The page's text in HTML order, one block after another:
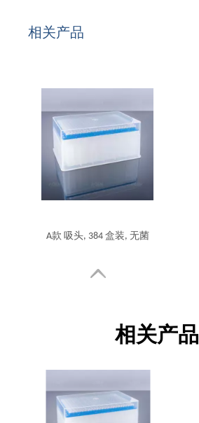
相关产品
A款 吸头, 384 盒装, 无菌
相关产品